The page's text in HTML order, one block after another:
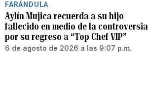
FARÁNDULA
Aylín Mujica recuerda a su hijo
fallecido en medio de la controversia
por su regreso a “Top Chef VIP”
6 de agosto de 2026 a las 9:07 p.m.